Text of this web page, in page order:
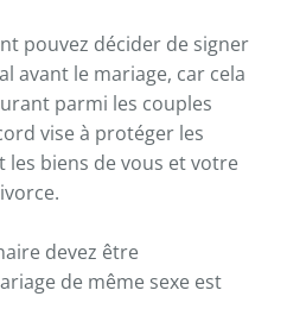
pouvez décider de signer
avant le mariage, car cela
parmi les couples
vise à protéger les
les biens de vous et votre
devez être
de même sexe est